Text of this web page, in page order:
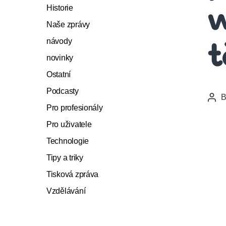
Historie
Naše zprávy
návody
novinky
Ostatní
Podcasty
Pro profesionály
Pro uživatele
Technologie
Tipy a triky
Tisková zpráva
Vzdělávání